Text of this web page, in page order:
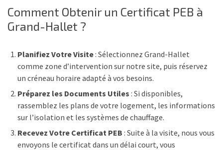
Comment Obtenir un Certificat PEB à
Grand-Hallet ?
Planifiez Votre Visite: Sélectionnez Grand-Hallet
comme zone d’intervention sur notre site, puis réservez
un créneau horaire adapté à vos besoins.
Préparez les Documents Utiles : Si disponibles,
rassemblez les plans de votre logement, les informations
sur l’isolation et les systèmes de chauffage.
Recevez Votre Certificat PEB : Suite à la visite, nous vous
envoyons le certificat dans un délai court, vous